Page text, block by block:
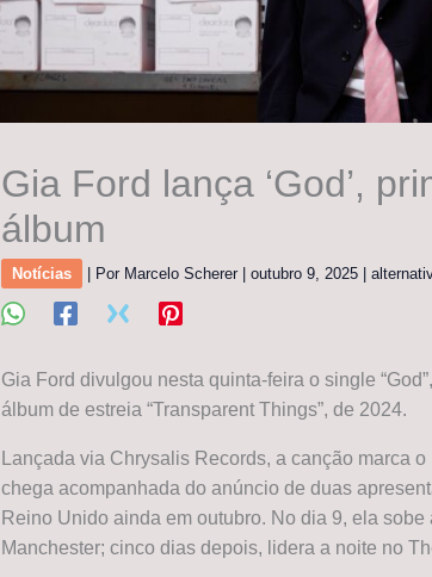
Gia Ford lança ‘God’,
álbum
Notícias | Por Marcelo Scherer outubro 9, 2025
Gia Ford divulgou nesta quinta-feira o single
álbum de estreia “Transparent Things”, de 2024.
Lançada via Chrysalis Records, a canção marca
chega acompanhada do anúncio de duas
Reino Unido ainda em outubro. No dia 9, ela
Manchester; cinco dias depois, lidera a noite no